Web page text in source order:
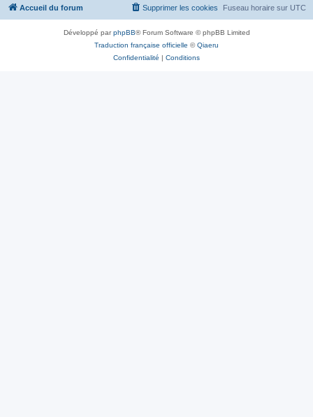
Accueil du forum Fuseau horaire sur UTC
Supprimer les cookies
Développé parphpBB® Forum Software © phpBB Limited
Traduction française officielle ©Qiaeru
Confidentialité | Conditions